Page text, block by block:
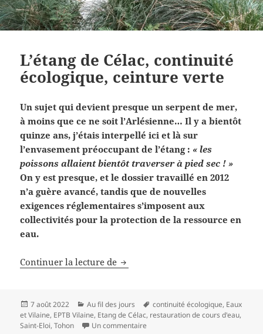
L’étang de Célac, continuité
écologique, ceinture verte
Un sujet qui devient presque un serpent de mer,
à moins que ce ne soit l’Arlésienne… Il y a bientôt
quinze ans, j’étais interpellé ici et là sur
l’envasement préoccupant de l’étang : « les
poissons allaient bientôt traverser à pied sec ! »
On y est presque, et le dossier travaillé en 2012
n’a guère avancé, tandis que de nouvelles
exigences réglementaires s’imposent aux
collectivités pour la protection de la ressource en
eau.
Continuer la lecture de L’étang de Célac, continuité
Publié
le
7 août 2022 Catégories
Au fil des jours
Mots-
clés
continuité écologique, Eaux
et Vilaine, EPTB Vilaine, Etang de Célac, restauration de cours d'eau,
Saint-Eloi,Tohon Un commentaire